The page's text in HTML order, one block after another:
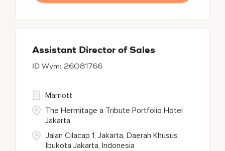
Assistant Director of Sales
26081766
Jalan Cilacap 1, Jakarta, Daerah Khusus
Ibukota Jakarta, Indonesia
Marriott
The Hermitage a Tribute Portfolio Hotel
Jakarta